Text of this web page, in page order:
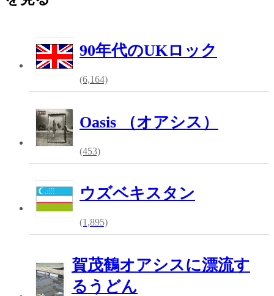
90年代のUKロック
(6,164)
Oasis （オアシス）
(453)
ウズベキスタン
(1,895)
賀茂鶴オアシスに漂流す
るうどん